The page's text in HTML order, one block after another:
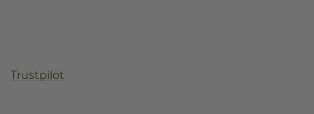
Trustpilot